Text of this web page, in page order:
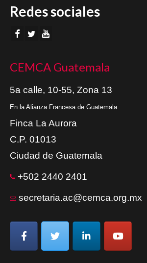
Redes sociales
CEMCA Guatemala
5a calle, 10-55, Zona 13
En la Alianza Francesa de Guatemala
Finca La Aurora
C.P. 01013
Ciudad de Guatemala
+502 2440 2401
secretaria.ac@cemca.org.mx